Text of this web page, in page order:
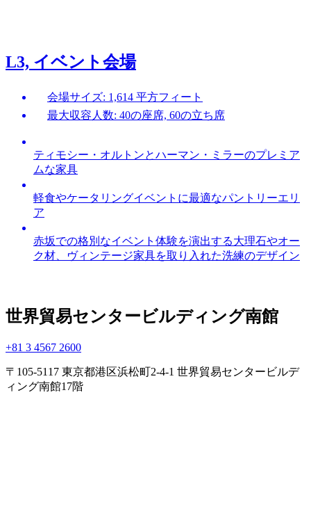
L3, イベント会場
会場サイズ: 1,614 平方フィート
最大収容人数: 40の座席, 60の立ち席
ティモシー・オルトンとハーマン・ミラーのプレミア
ムな家具
軽食やケータリングイベントに最適なパントリーエリ
ア
赤坂での格別なイベント体験を演出する大理石やオー
ク材、ヴィンテージ家具を取り入れた洗練のデザイン
世界貿易センタービルディング南館
+81 3 4567 2600
〒105-5117 東京都港区浜松町2-4-1 世界貿易センタービルデ
ィング南館17階